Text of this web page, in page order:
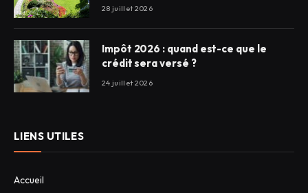
28 juillet 2026
Impôt 2026 : quand est-ce que le
crédit sera versé ?
24 juillet 2026
LIENS UTILES
Accueil